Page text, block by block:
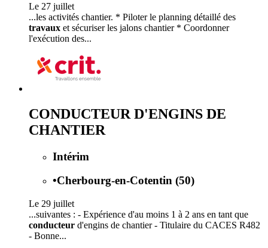
Le 27 juillet
...les activités chantier. * Piloter le planning détaillé des
travaux et sécuriser les jalons chantier * Coordonner
l'exécution des...
CONDUCTEUR D'ENGINS DE
CHANTIER
Intérim
•Cherbourg-en-Cotentin (50)
Le 29 juillet
...suivantes : - Expérience d'au moins 1 à 2 ans en tant que
conducteur d'engins de chantier - Titulaire du CACES R482
- Bonne...